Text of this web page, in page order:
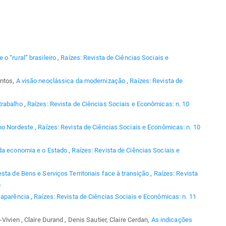
o “rural” brasileiro, Raízes: Revista de Ciências Sociais e
A visão neoclássica da modernização, Raízes: Revista de
, Raízes: Revista de Ciências Sociais e Econômicas: n. 10
Nordeste, Raízes: Revista de Ciências Sociais e Econômicas: n. 10
economia e o Estado, Raízes: Revista de Ciências Sociais e
de Bens e Serviços Territoriais face à transição, Raízes: Revista
aparência, Raízes: Revista de Ciências Sociais e Econômicas: n. 11
, Claire Durand , Denis Sautier, Claire Cerdan, As indicações